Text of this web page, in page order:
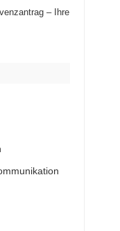
– Ihre